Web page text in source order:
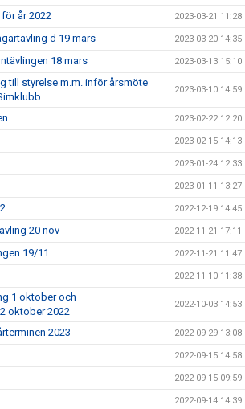
år 2022 2023-03-21 11:28
d 19 mars 2023-03-20 14:35
18 mars 2023-03-13 15:10
till styrelse m.m. inför årsmöte
2023-03-10 14:59
2023-02-22 12:20
2023-02-15 14:13
2023-01-24 12:33
2023-01-11 13:27
2022-12-19 14:45
20 nov 2022-11-21 17:11
19/11 2022-11-21 11:47
2022-11-10 11:38
1 oktober och
oktober 2022
2022-10-03 14:53
2023 2022-09-29 13:08
2022-09-15 14:58
2022-09-15 09:59
2022-09-14 14:39